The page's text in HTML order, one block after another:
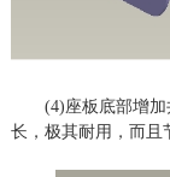
(4)座板底部增
长，极其耐用，而且